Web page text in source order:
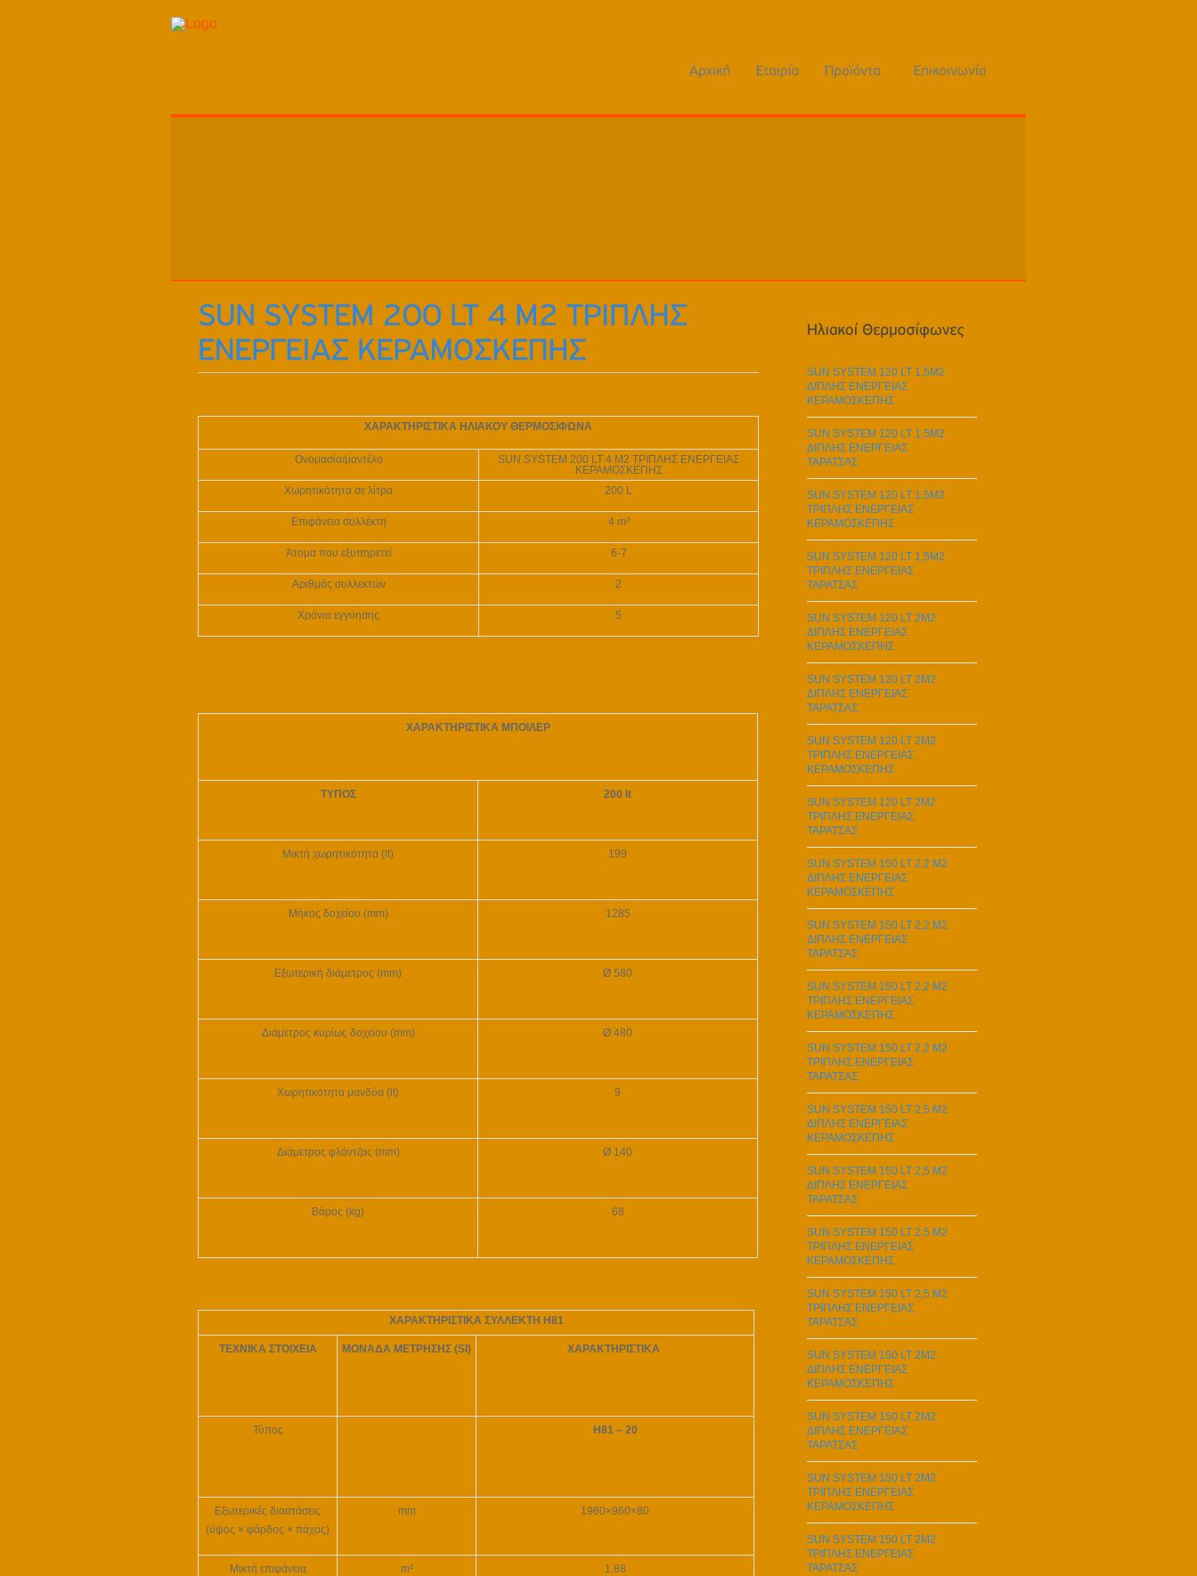
ΧΑΡΑΚΤΗΡΙΣΤΙΚΑ ΗΛΙΑΚΟΥ ΘΕΡΜΟΣΙΦΩΝΑ
Ονομασία/μοντέλο
SUN SYSTEM 200 LT 4 M2 ΤΡΙΠΛΗΣ ΕΝΕΡΓΕΙΑΣ
ΚΕΡΑΜΟΣΚΕΠΗΣ
Χωρητικότητα σε λίτρα
200 L
Επιφάνεια συλλέκτη 4 m²
Άτομα που εξυπηρετεί 6-7
Αριθμός συλλεκτών 2
Χρόνια εγγύησης 5
ΧΑΡΑΚΤΗΡΙΣΤΙΚΑ ΜΠΟΙΛΕΡ
ΤΥΠΟΣ 200 lt
Μικτή χωρητικότητα (lt) 199
Μήκος δοχείου (mm) 1285
Εξωτερική διάμετρος (mm) Ø 580
Διάμετρος κυρίως δοχείου (mm) Ø 480
Χωρητικότητα μανδύα (lt) 9
Διάμετρος φλάντζας (mm) Ø 140
Βάρος (kg) 68
ΧΑΡΑΚΤΗΡΙΣΤΙΚΑ ΣΥΛΛΕΚΤΗ Η81
ΤΕΧΝΙΚΑ ΣΤΟΙΧΕΙΑ ΜΟΝΑΔΑ ΜΕΤΡΗΣΗΣ (SI) ΧΑΡΑΚΤΗΡΙΣΤΙΚΑ
Τύπος H81 – 20
Εξωτερικές διαστάσεις
(ύψος × φάρδος × πάχος)
mm 1960×960×80
Μικτή επιφάνεια m² 1,88
SUN SYSTEM 120 LT 1,5M2
ΔΙΠΛΗΣ ΕΝΕΡΓΕΙΑΣ
ΚΕΡΑΜΟΣΚΕΠΗΣ
SUN SYSTEM 120 LT 1,5M2
ΔΙΠΛΗΣ ΕΝΕΡΓΕΙΑΣ
ΤΑΡΑΤΣΑΣ
SUN SYSTEM 120 LT 1,5M2
ΤΡΙΠΛΗΣ ΕΝΕΡΓΕΙΑΣ
ΚΕΡΑΜΟΣΚΕΠΗΣ
SUN SYSTEM 120 LT 1,5M2
ΤΡΙΠΛΗΣ ΕΝΕΡΓΕΙΑΣ
ΤΑΡΑΤΣΑΣ
SUN SYSTEM 120 LT 2M2
ΔΙΠΛΗΣ ΕΝΕΡΓΕΙΑΣ
ΚΕΡΑΜΟΣΚΕΠΗΣ
SUN SYSTEM 120 LT 2M2
ΔΙΠΛΗΣ ΕΝΕΡΓΕΙΑΣ
ΤΑΡΑΤΣΑΣ
SUN SYSTEM 120 LT 2M2
ΤΡΙΠΛΗΣ ΕΝΕΡΓΕΙΑΣ
ΚΕΡΑΜΟΣΚΕΠΗΣ
SUN SYSTEM 120 LT 2M2
ΤΡΙΠΛΗΣ ΕΝΕΡΓΕΙΑΣ
ΤΑΡΑΤΣΑΣ
SUN SYSTEM 150 LT 2,2 M2
ΔΙΠΛΗΣ ΕΝΕΡΓΕΙΑΣ
ΚΕΡΑΜΟΣΚΕΠΗΣ
SUN SYSTEM 150 LT 2,2 M2
ΔΙΠΛΗΣ ΕΝΕΡΓΕΙΑΣ
ΤΑΡΑΤΣΑΣ
SUN SYSTEM 150 LT 2,2 M2
ΤΡΙΠΛΗΣ ΕΝΕΡΓΕΙΑΣ
ΚΕΡΑΜΟΣΚΕΠΗΣ
SUN SYSTEM 150 LT 2,2 M2
ΤΡΙΠΛΗΣ ΕΝΕΡΓΕΙΑΣ
ΤΑΡΑΤΣΑΣ
SUN SYSTEM 150 LT 2,5 M2
ΔΙΠΛΗΣ ΕΝΕΡΓΕΙΑΣ
ΚΕΡΑΜΟΣΚΕΠΗΣ
SUN SYSTEM 150 LT 2,5 M2
ΔΙΠΛΗΣ ΕΝΕΡΓΕΙΑΣ
ΤΑΡΑΤΣΑΣ
SUN SYSTEM 150 LT 2,5 M2
ΤΡΙΠΛΗΣ ΕΝΕΡΓΕΙΑΣ
ΚΕΡΑΜΟΣΚΕΠΗΣ
SUN SYSTEM 150 LT 2,5 M2
ΤΡΙΠΛΗΣ ΕΝΕΡΓΕΙΑΣ
ΤΑΡΑΤΣΑΣ
SUN SYSTEM 150 LT 2M2
ΔΙΠΛΗΣ ΕΝΕΡΓΕΙΑΣ
ΚΕΡΑΜΟΣΚΕΠΗΣ
SUN SYSTEM 150 LT 2M2
ΔΙΠΛΗΣ ΕΝΕΡΓΕΙΑΣ
ΤΑΡΑΤΣΑΣ
SUN SYSTEM 150 LT 2M2
ΤΡΙΠΛΗΣ ΕΝΕΡΓΕΙΑΣ
ΚΕΡΑΜΟΣΚΕΠΗΣ
SUN SYSTEM 150 LT 2M2
ΤΡΙΠΛΗΣ ΕΝΕΡΓΕΙΑΣ
ΤΑΡΑΤΣΑΣ